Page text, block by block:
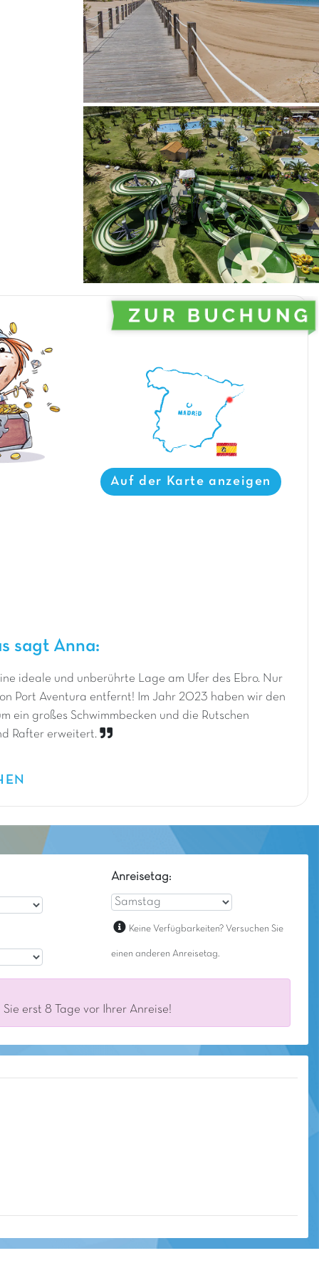
Auf der Karte anzeigen
sagt Anna:
ideale und unberührte Lage am Ufer des Ebro. Nur
Port Aventura entfernt! Im Jahr 2023 haben wir den
ein großes Schwimmbecken und die Rutschen
Rafter erweitert.
Anreisetag:
Keine Verfügbarkeiten? Versuchen Sie
einen anderen Anreisetag.
erst 8 Tage vor Ihrer Anreise!